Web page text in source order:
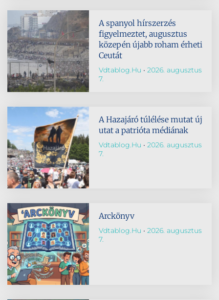
A spanyol hírszerzés
figyelmeztet, augusztus
közepén újabb roham érheti
Ceutát
Vdtablog.hu
2026. augusztus
7.
A Hazajáró túlélése mutat új
utat a patrióta médiának
Vdtablog.hu
2026. augusztus
7.
Arckönyv
Vdtablog.hu
2026. augusztus
7.